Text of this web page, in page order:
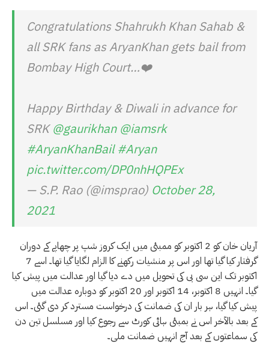
Congratulations Shahrukh Khan Sahab &
all SRK fans as AryanKhan gets bail from
Bombay High Court…❤️
Happy Birthday & Diwali in advance for
SRK@gaurikhan @iamsrk
#AryanKhanBail #Aryan
pic.twitter.com/DP0nhHQPEx
— S.P. Rao (@imsprao) October 28,
2021
آریان خان کو 2 اکتوبر کو ممبئی میں ایک کروز شپ پر چھاپے کے دوران
گرفتار کیا گیا تھا اور اس پر منشیات رکھنے کا الزام لگایا گیا تھا۔ اسے 7
اکتوبر تک این سی بی کی تحویل میں دے دیا گیا اور عدالت میں پیش کیا
گیا۔ انہیں 8 اکتوبر، 14 اکتوبر اور 20 اکتوبر کو دوبارہ عدالت میں
پیش کیا گیا، ہر بار ان کی ضمانت کی درخواست مسترد کر دی گئی۔ اس
کے بعد بالآخر اس نے بمبئی ہائی کورٹ سے رجوع کیا اور مسلسل تین دن
کی سماعتوں کے بعد آج انہیں ضمانت ملی۔